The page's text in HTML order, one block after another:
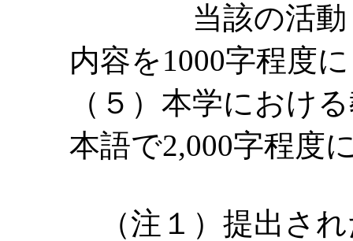
当該の活動，
内容を1000字程度
（５）本学におけ
本語で2,000字程度
（注１）提出され